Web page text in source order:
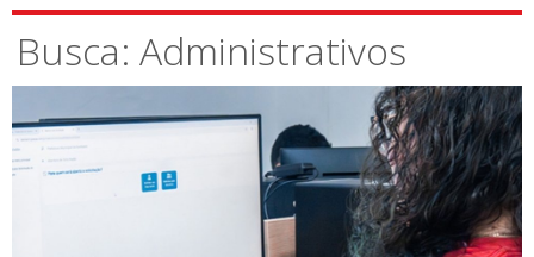
Busca: Administrativos